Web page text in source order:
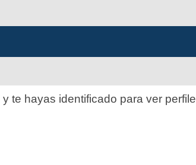
te hayas identificado para ver